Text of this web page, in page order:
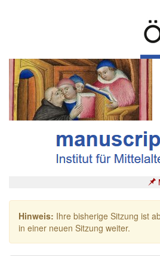
Hinweis: Ihre bisherige Sitzung ist
in einer neuen Sitzung weiter.